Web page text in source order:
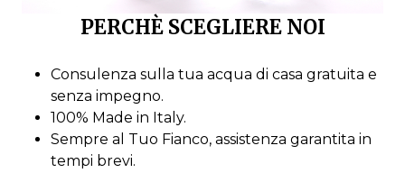
PERCHÈ SCEGLIERE NOI
Consulenza sulla tua acqua di casa gratuita e
senza impegno.
100% Made in Italy.
Sempre al Tuo Fianco, assistenza garantita in
tempi brevi.